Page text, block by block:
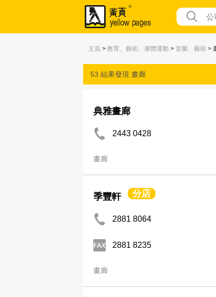
主頁 > 教育、藝術、康體運動 > 音樂、藝術 >
53 結果發現 畫廊
典雅畫廊
2443 0428
畫廊
季豐軒 分店
2881 8064
2881 8235
畫廊